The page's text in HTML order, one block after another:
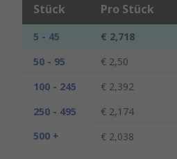
Stück Pro Stück
5 - 45 € 2,718
50 - 95
€ 2,50
100 - 245
€ 2,392
250 - 495
€ 2,174
500 +
€ 2,038